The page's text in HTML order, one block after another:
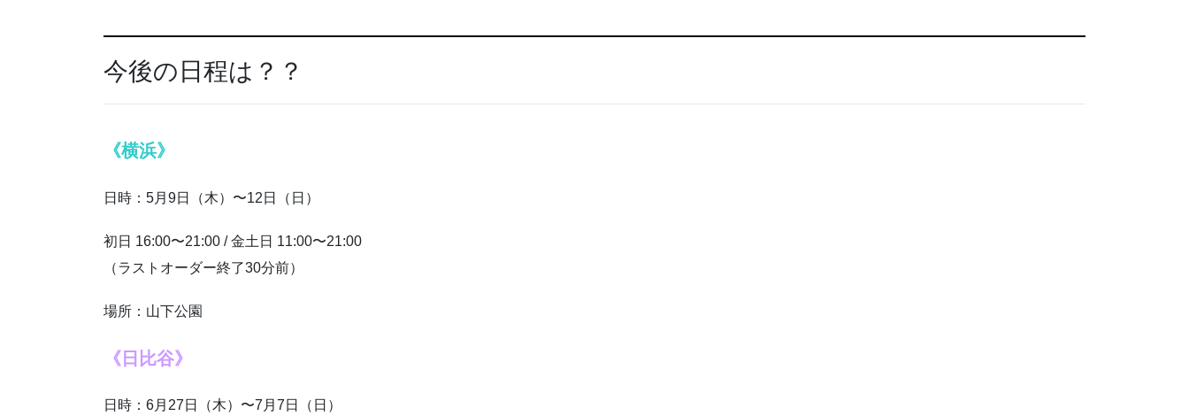
今後の日程は？？
《横浜》
日時：5月9日（木）〜12日（日）
初日 16:00〜21:00 / 金土日 11:00〜21:00
（ラストオーダー終了30分前）
場所：山下公園
《日比谷》
日時：6月27日（木）〜7月7日（日）